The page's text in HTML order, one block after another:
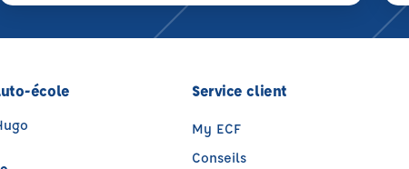
école Service client
My ECF
Conseils